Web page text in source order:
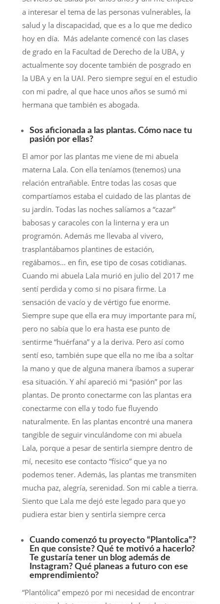
a interesar el tema de las personas vulnerables, la
salud y la discapacidad, que es a lo que me dedico
hoy en día. Más adelante comencé con las clases
de grado en la Facultad de Derecho de la UBA, y
actualmente soy docente también de posgrado en
la UBA y en la UAI. Pero siempre seguí en el estudio
con mi padre, al que hace unos años se sumó mi
hermana que también es abogada.
Sos aficionada a las plantas. Cómo nace tu
pasión por ellas?
El amor por las plantas me viene de mi abuela
materna Lala. Con ella teníamos (tenemos) una
relación entrañable. Entre todas las cosas que
compartíamos estaba el cuidado de las plantas de
su jardín. Todas las noches salíamos a “cazar”
babosas y caracoles con la linterna y era un
programón. Además me llevaba al vivero,
trasplantábamos plantines de estación,
regábamos… en fin, ese tipo de cosas cotidianas.
Cuando mi abuela Lala murió en julio del 2017 me
sentí perdida y como si no pisara firme. La
sensación de vacío y de vértigo fue enorme.
Siempre supe que ella era muy importante para mí,
pero no sabía que lo era hasta ese punto de
sentirme “huérfana” y a la deriva. Pero así como
sentí eso, también supe que ella no me iba a soltar
la mano y que de alguna manera íbamos a superar
esa situación. Y ahí apareció mi “pasión” por las
plantas. De pronto conectarme con las plantas era
conectarme con ella y todo fue fluyendo
naturalmente. En las plantas encontré una manera
tangible de seguir vinculándome con mi abuela
Lala, porque a pesar de sentirla siempre dentro de
mí, necesito ese contacto “físico” que ya no
podemos tener. Además, las plantas me transmiten
mucha paz, alegría, serenidad. Son mi cable a tierra.
Siento que Lala me dejó este legado para que yo
pudiera estar bien y sentirla siempre cerca
Cuando comenzó tu proyecto “Plantolica”?
En que consiste? Qué te motivó a hacerlo?
Te gustaría tener un blog además de
Instagram? Qué planeas a futuro con ese
emprendimiento?
“Plantólica” empezó por mi necesidad de encontrar